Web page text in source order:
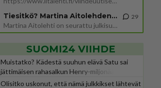
Tiesitkö? Martina Aitolehden isäpuoli on tämä suosittu laulaja
Martina Aitolehti on seurattu julkisuuden henkilö. Lähipiiriin mahtuu muitakin tunnettuja henkilöitä. Tiesitkö, että Ma
29
SUOMI24 VIIHDE
Muistatko? Kädestä suuhun elävä Satu sai
jättimäisen rahasalkun Henry-miljonääriltä
Olisitko uskonut, että nämä julkkikset lähtevät